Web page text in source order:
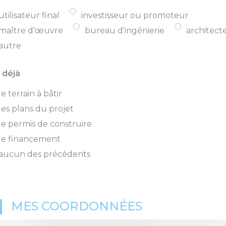
final
investisseur ou promoteur
d'œuvre
bureau d'ingénierie
déjà
terrain à bâtir
plans du projet
permis de construire
financement
des précédents
MES COORDONNÉES